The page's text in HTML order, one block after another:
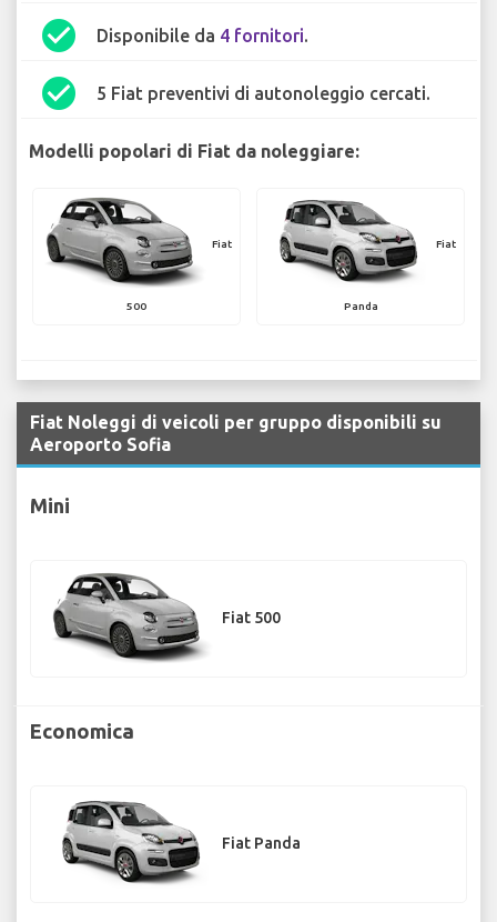
check_circle Disponibile da 4 fornitori.
check_circle 5 Fiat preventivi di autonoleggio cercati.
Modelli popolari di Fiat da noleggiare:
Fiat
500
Fiat
Panda
Fiat Noleggi di veicoli per gruppo disponibili su
Aeroporto Sofia
Mini
Fiat 500
Economica
Fiat Panda